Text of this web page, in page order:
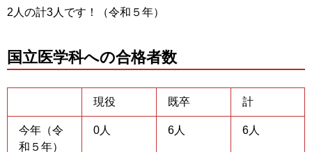
2人の計3人です！（令和５年）
国立医学科への合格者数
現役 既卒 計
今年（令
和５年）
0人 6人 6人